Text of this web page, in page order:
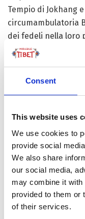
Consent
This website uses
We use cookies to
provide social
We also share
our social media,
may combine it with
provided to them or
of their services.
Tempio di Jokhang
circumambulatoria
dei fedeli nella loro
giardino storico
ammirare dentro il
del Tibet e la sua
pomeriggio i
come metodo per
Senza dimenticare
mille doni dello
che nutre, copre,
lavoro degli uomini
tempo.